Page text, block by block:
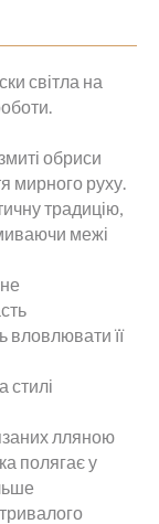
світла на
обриси
мирного руху.
традицію,
межі
вловлювати її
стилі
лляною
полягає у